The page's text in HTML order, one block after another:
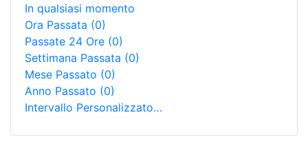
In qualsiasi momento
Ora Passata (0)
Passate 24 Ore (0)
Settimana Passata (0)
Mese Passato (0)
Anno Passato (0)
Intervallo Personalizzato…